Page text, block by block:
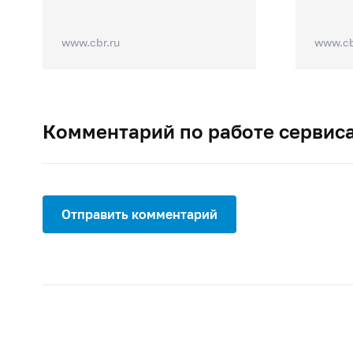
www.cbr.ru
Комментарий по работе
Отправить комментарий